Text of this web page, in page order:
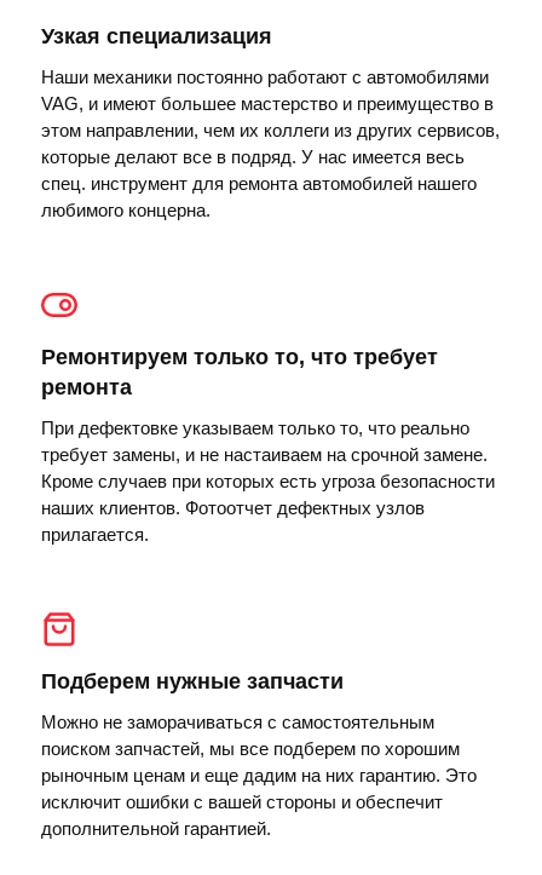
Узкая специализация
Наши механики постоянно работают с автомобилями
VAG, и имеют большее мастерство и преимущество в
этом направлении, чем их коллеги из других сервисов,
которые делают все в подряд. У нас имеется весь
спец. инструмент для ремонта автомобилей нашего
любимого концерна.
Ремонтируем только то, что требует
ремонта
При дефектовке указываем только то, что реально
требует замены, и не настаиваем на срочной замене.
Кроме случаев при которых есть угроза безопасности
наших клиентов. Фотоотчет дефектных узлов
прилагается.
Подберем нужные запчасти
Можно не заморачиваться с самостоятельным
поиском запчастей, мы все подберем по хорошим
рыночным ценам и еще дадим на них гарантию. Это
исключит ошибки с вашей стороны и обеспечит
дополнительной гарантией.